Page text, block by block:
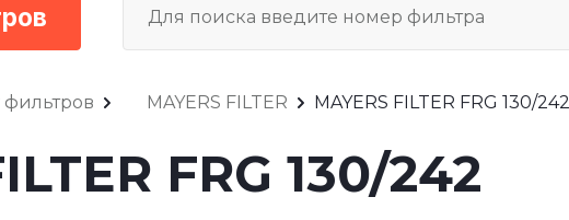
фильтров MAYERS FILTER MAYERS FILTER FRG 130/242
FRG 130/242